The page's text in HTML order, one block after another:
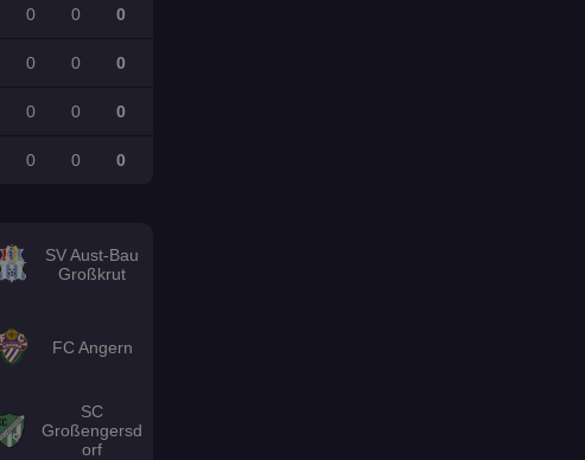
0 0 0
0 0 0
0 0 0
0 0 0
SV Aust-Bau
Großkrut
FC Angern
SC
Großengersd
orf